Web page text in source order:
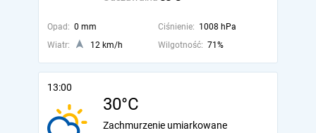
Opad: 0 mm Ciśnienie: 1008 hPa
Wiatr:
12 km/h Wilgotność: 71%
13:00
30°C
Zachmurzenie umiarkowane